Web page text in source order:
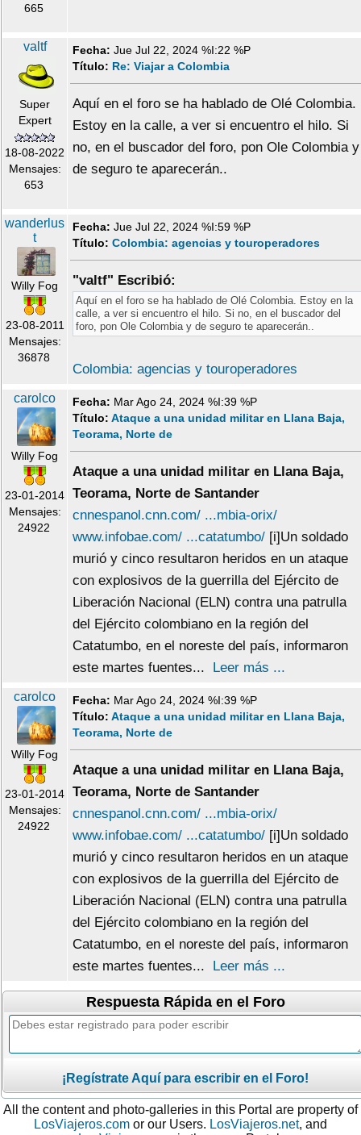
665
valtf
Super
Expert
18-08-2022
Mensajes:
653
Fecha: Jue Jul 22, 2024 %I:22 %P
Título: Re: Viajar a Colombia
Aquí en el foro se ha hablado de Olé Colombia.
Estoy en la calle, a ver si encuentro el hilo. Si
no, en el buscador del foro, pon Ole Colombia y
de seguro te aparecerán..
wanderlus
t
Willy Fog
23-08-2011
Mensajes:
36878
Fecha: Jue Jul 22, 2024 %I:59 %P
Título: Colombia: agencias y touroperadores
"valtf" Escribió:
Aquí en el foro se ha hablado de Olé Colombia. Estoy en la
calle, a ver si encuentro el hilo. Si no, en el buscador del
foro, pon Ole Colombia y de seguro te aparecerán..
Colombia: agencias y touroperadores
carolco
Willy Fog
23-01-2014
Mensajes:
24922
Fecha: Mar Ago 24, 2024 %I:39 %P
Título: Ataque a una unidad militar en Llana Baja,
Teorama, Norte de
Ataque a una unidad militar en Llana Baja,
Teorama, Norte de Santander
cnnespanol.cnn.com/ ...mbia-orix/
www.infobae.com/ ...catatumbo/ [i]Un soldado
murió y cinco resultaron heridos en un ataque
con explosivos de la guerrilla del Ejército de
Liberación Nacional (ELN) contra una patrulla
del Ejército colombiano en la región del
Catatumbo, en el noreste del país, informaron
este martes fuentes...
Leer más ...
carolco
Willy Fog
23-01-2014
Mensajes:
24922
Fecha: Mar Ago 24, 2024 %I:39 %P
Título: Ataque a una unidad militar en Llana Baja,
Teorama, Norte de
Ataque a una unidad militar en Llana Baja,
Teorama, Norte de Santander
cnnespanol.cnn.com/ ...mbia-orix/
www.infobae.com/ ...catatumbo/ [i]Un soldado
murió y cinco resultaron heridos en un ataque
con explosivos de la guerrilla del Ejército de
Liberación Nacional (ELN) contra una patrulla
del Ejército colombiano en la región del
Catatumbo, en el noreste del país, informaron
este martes fuentes...
Leer más ...
Respuesta Rápida en el Foro
¡Regístrate Aquí para escribir en el Foro!
All the content and photo-galleries in this Portal are property of
LosViajeros.com or our Users. LosViajeros.net, and